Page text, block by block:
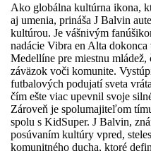
Ako globálna kultúrna ikona,
aj umenia, prináša J Balvin
kultúrou. Je vášnivým
nadácie Vibra en Alta
Medellíne pre miestnu
záväzok voči komunite.
futbalových podujatí sveta
čím ešte viac upevnil svoje
Zároveň je spolumajiteľom
spolu s KidSuper. J Balvin,
posúvaním kultúry vpred,
komunitného ducha, ktoré